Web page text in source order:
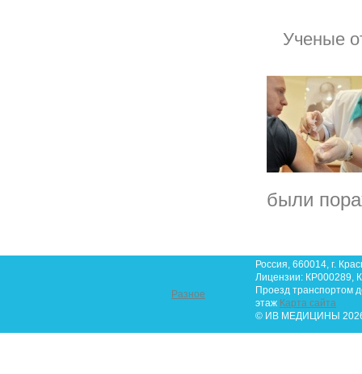
Ученые
были
Разное
Россия, 660014, г.
Лицензии: КР000289,
Проезд транспортом
этаж Карта сайта
© ИВ МЕДИЦИНЫ